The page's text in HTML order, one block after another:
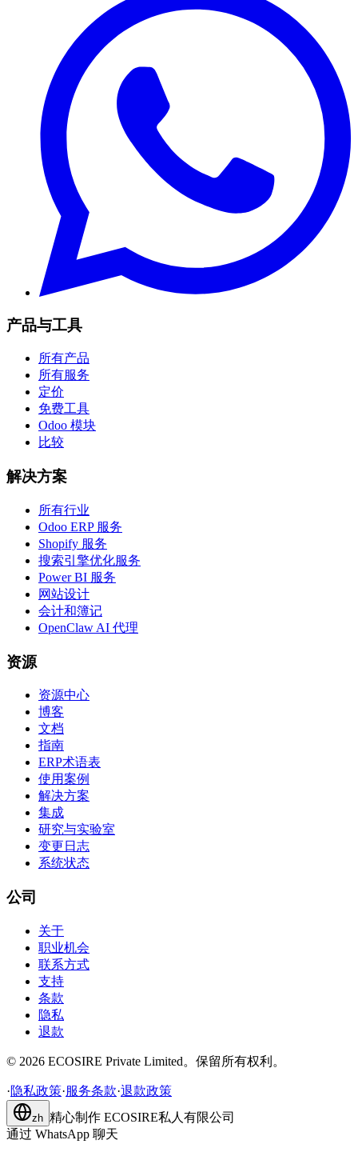
产品与工具
所有产品
所有服务
定价
免费工具
Odoo 模块
比较
解决方案
所有行业
Odoo ERP 服务
Shopify 服务
搜索引擎优化服务
Power BI 服务
网站设计
会计和簿记
OpenClaw AI 代理
资源
资源中心
博客
文档
指南
ERP术语表
使用案例
解决方案
集成
研究与实验室
变更日志
系统状态
公司
关于
职业机会
联系方式
支持
条款
隐私
退款
© 2026 ECOSIRE Private Limited。保留所有权利。
·隐私政策·服务条款·退款政策
zh 精心制作 ECOSIRE私人有限公司
通过 WhatsApp 聊天